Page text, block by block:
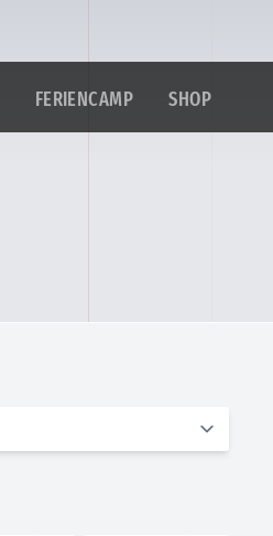
FERIENCAMP SHOP